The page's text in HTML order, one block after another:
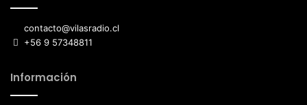
contacto@vilasradio.cl
+56 9 57348811
Información